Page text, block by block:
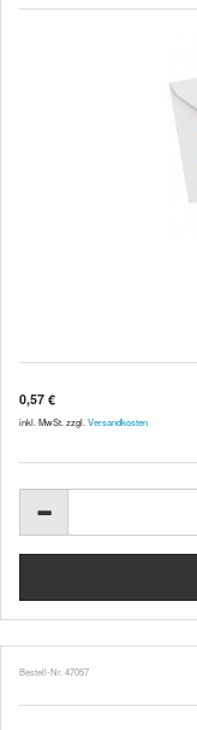
0,57 €
inkl. MwSt. zzgl. Versandkosten
Bestell-Nr. 47057